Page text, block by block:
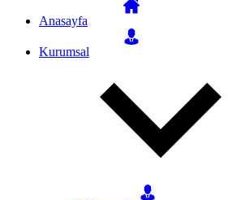
Anasayfa
Kurumsal